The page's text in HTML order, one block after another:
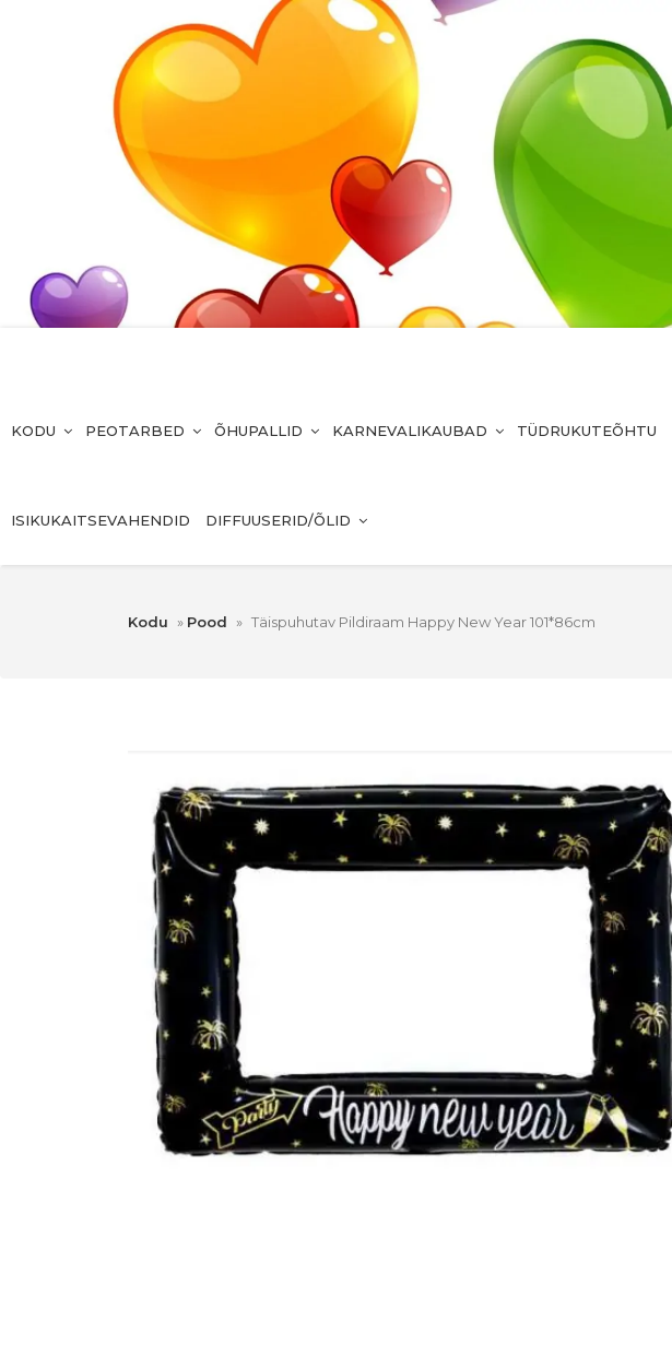
KODU PEOTARBED ÕHUPALLID KARNEVALIKAUBAD TÜDRUKUTEÕHTU
ISIKUKAITSEVAHENDID DIFFUUSERID/ÕLID
Kodu » Pood » Täispuhutav Pildiraam Happy New Year 101*86cm